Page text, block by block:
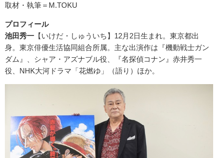
取材・執筆＝M.TOKU
プロフィール
池田秀一 【いけだ・しゅういち】12月2日生まれ。東京都出
身。東京俳優生活協同組合所属。主な出演作は『機動戦士ガン
ダム』、シャア・アズナブル役、『名探偵コナン』赤井秀一
役、NHK大河ドラマ「花燃ゆ」（語り）ほか。